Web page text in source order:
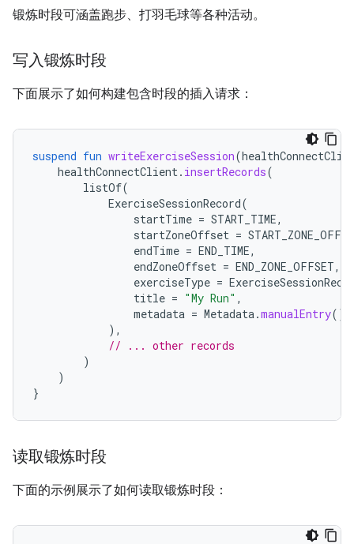
锻炼时段可涵盖跑步、打羽毛球等各种活动。
写入锻炼时段
下面展示了如何构建包含时段的插入请求：
suspend fun writeExerciseSession(
healthConnectClient. insertRecords(
listOf(
ExerciseSessionRecord(
startTime = START_TIME,
startZoneOffset =
endTime = END_TIME,
endZoneOffset = END_ZONE_OFFSET,
exerciseType =
title = "My Run" ,
metadata = Metadata.manualEntry()
),
// ... other records
)
)
}
读取锻炼时段
下面的示例展示了如何读取锻炼时段：